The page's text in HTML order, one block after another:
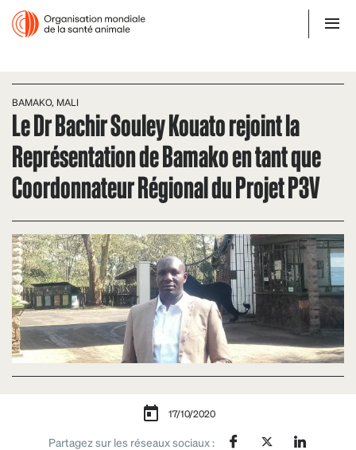
BAMAKO, MALI
Le Dr Bachir Souley Kouato rejoint la
Représentation de Bamako en tant que
Coordonnateur Régional du Projet P3V
17/10/2020
Partagez sur les réseaux sociaux :